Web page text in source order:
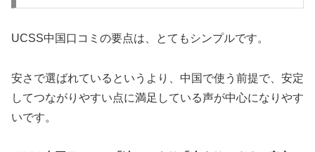
UCSS中国口コミの要点は、とてもシンプルです。
安さで選ばれているというより、中国で使う前提で、安定
してつながりやすい点に満足している声が中心になりやす
いです。